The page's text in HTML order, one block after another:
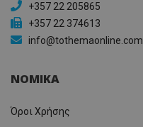
+357 22 205865
+357 22 374613
info@tothemaonline.com
ΝΟΜΙΚΑ
Όροι Χρήσης